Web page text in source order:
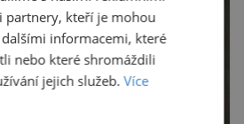
partnery, kteří je mohou
informacemi, které
nebo které shromáždili
jejich služeb.Více